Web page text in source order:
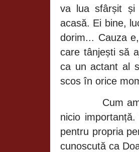
va lua sfârșit și
acasă. Ei bine,
dorim... Cauza
care tânjești să
ca un actant al
scos în orice
Cum
nicio
pentru propria
cunoscută ca